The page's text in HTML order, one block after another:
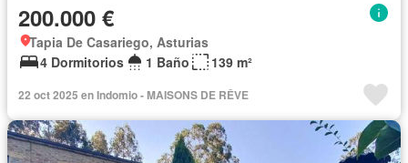
200.000 €
Tapia De Casariego, Asturias
4 Dormitorios
1 Baño 139 m²
22 oct 2025 en Indomio - MAISONS DE RÊVE